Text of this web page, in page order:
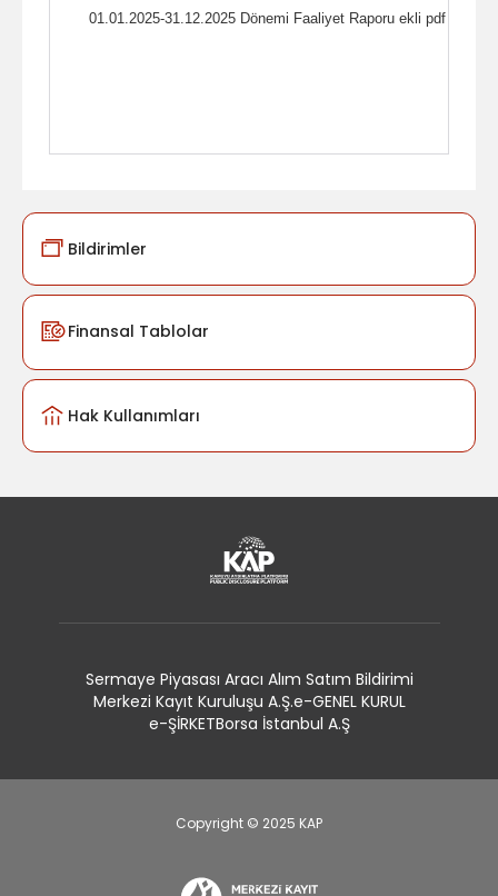
01.01.2025-31.12.2025 Dönemi Faaliyet Raporu ekli pdf
Bildirimler
Finansal Tablolar
Hak Kullanımları
Sermaye Piyasası Aracı Alım Satım Bildirimi
Merkezi Kayıt Kuruluşu A.Ş.e-GENEL KURUL
e-ŞİRKETBorsa İstanbul A.Ş
Copyright © 2025 KAP